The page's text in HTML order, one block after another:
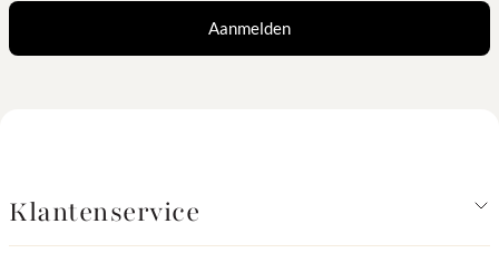
Aanmelden
Klantenservice